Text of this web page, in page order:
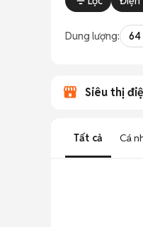
Dung lượng: 64
Siêu thị
Tất cả Cá